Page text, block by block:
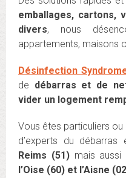
emballages, cartons,
divers, nous
appartements, maisons
Désinfection
de débarras et de
vider un logement
Vous êtes particuliers
d’experts du
Reims (51)mais aussi
l’Oise (60) et l’Aisne